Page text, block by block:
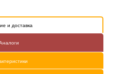
и доставка